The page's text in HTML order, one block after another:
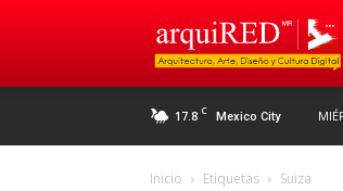
17.8 C Mexico City
Inicio Etiquetas Suiza